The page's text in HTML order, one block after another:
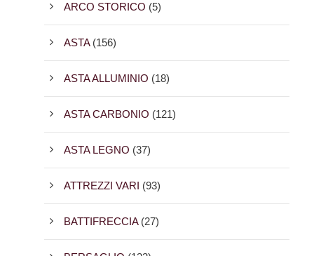
ARCO STORICO (5)
ASTA (156)
ASTA ALLUMINIO (18)
ASTA CARBONIO (121)
ASTA LEGNO (37)
ATTREZZI VARI (93)
BATTIFRECCIA (27)